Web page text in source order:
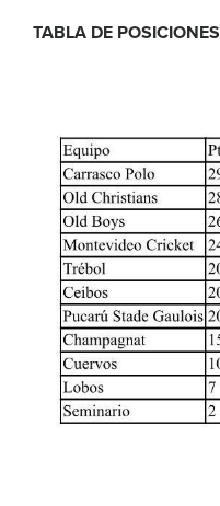
TABLA DE POSICIONES